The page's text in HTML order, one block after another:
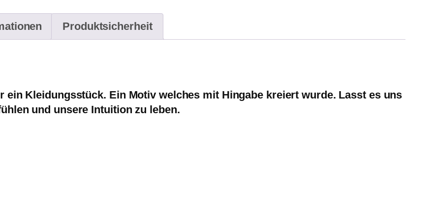
Produktsicherheit
Kleidungsstück. Ein Motiv welches mit Hingabe kreiert wurde. Lasst es uns
und unsere Intuition zu leben.